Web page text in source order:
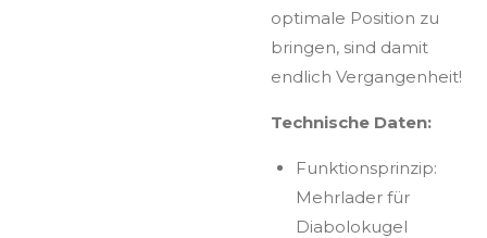
optimale Position zu
bringen, sind damit
endlich Vergangenheit!
Technische Daten:
Funktionsprinzip:
Mehrlader für
Diabolokugel